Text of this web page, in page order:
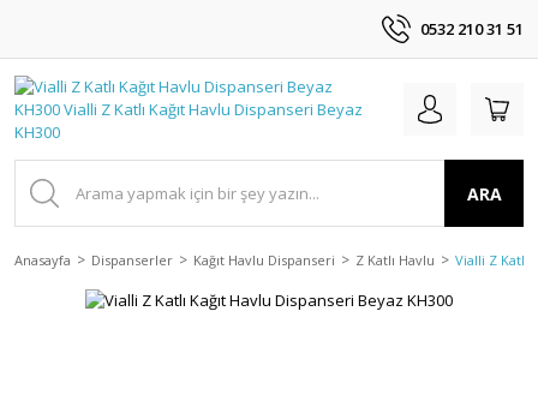
0532 210 31 51
ARA
Anasayfa Dispanserler Kağıt Havlu Dispanseri Z Katlı Havlu Vialli Z Katlı